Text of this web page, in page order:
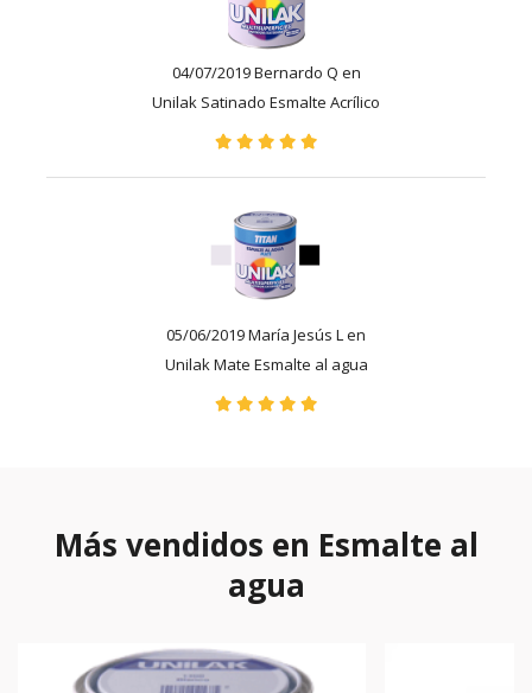
04/07/2019 Bernardo Q en
Unilak Satinado Esmalte Acrílico
05/06/2019 María Jesús L en
Unilak Mate Esmalte al agua
Más vendidos en Esmalte al
agua